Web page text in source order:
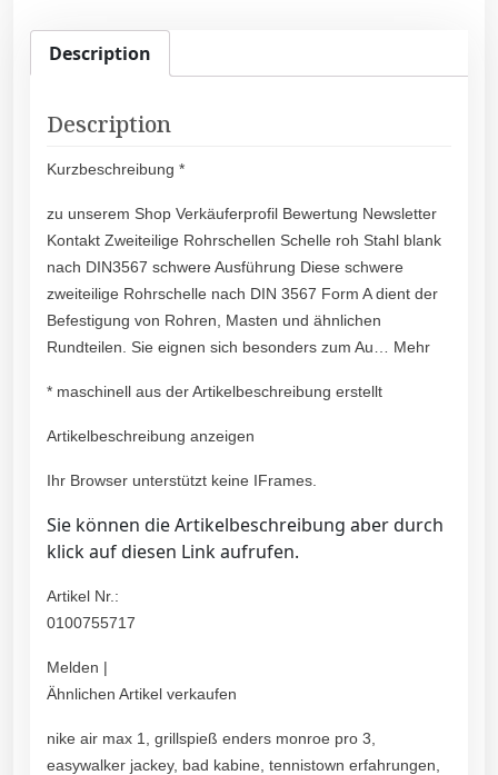
Description
Description
Kurzbeschreibung *
zu unserem Shop Verkäuferprofil Bewertung Newsletter
Kontakt Zweiteilige Rohrschellen Schelle roh Stahl blank
nach DIN3567 schwere Ausführung Diese schwere
zweiteilige Rohrschelle nach DIN 3567 Form A dient der
Befestigung von Rohren, Masten und ähnlichen
Rundteilen. Sie eignen sich besonders zum Au… Mehr
* maschinell aus der Artikelbeschreibung erstellt
Artikelbeschreibung anzeigen
Ihr Browser unterstützt keine IFrames.
Sie können die Artikelbeschreibung aber durch
klick auf diesen Link aufrufen.
Artikel Nr.:
0100755717
Melden |
Ähnlichen Artikel verkaufen
nike air max 1, grillspieß enders monroe pro 3,
easywalker jackey, bad kabine, tennistown erfahrungen,